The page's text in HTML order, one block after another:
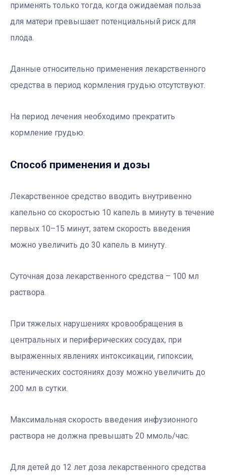
применять только тогда, когда ожидаемая польза
для матери превышает потенциальный риск для
плода.
Данные относительно применения лекарственного
средства в период кормления грудью отсутствуют.
На период лечения необходимо прекратить
кормление грудью.
Способ применения и дозы
Лекарственное средство вводить внутривенно
капельно со скоростью 10 капель в минуту в течение
первых 10–15 минут, затем скорость введения
можно увеличить до 30 капель в минуту.
Суточная доза лекарственного средства – 100 мл
раствора.
При тяжелых нарушениях кровообращения в
центральных и периферических сосудах, при
выраженных явлениях интоксикации, гипоксии,
астенических состояниях дозу можно увеличить до
200 мл в сутки.
Максимальная скорость введения инфузионного
раствора не должна превышать 20 ммоль/час.
Для детей до 12 лет доза лекарственного средства